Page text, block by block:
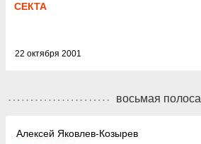
СЕКТА
22 октября 2001
восьмая полоса
Алексей Яковлев-Козырев